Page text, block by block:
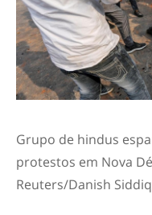
Grupo de hindus
protestos em Nova
Reuters/Danish